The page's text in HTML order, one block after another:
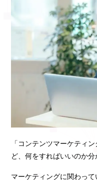
「コンテンツマーケティ
ど、何をすればいいのか分
マーケティングに関わっ